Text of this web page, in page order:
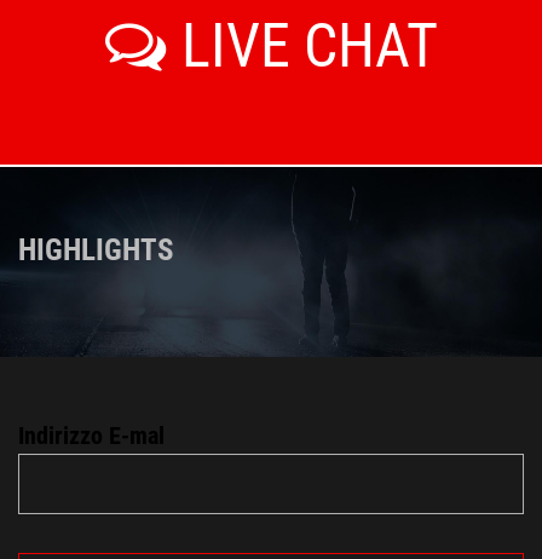
LIVE CHAT
HIGHLIGHTS
Indirizzo E-mal